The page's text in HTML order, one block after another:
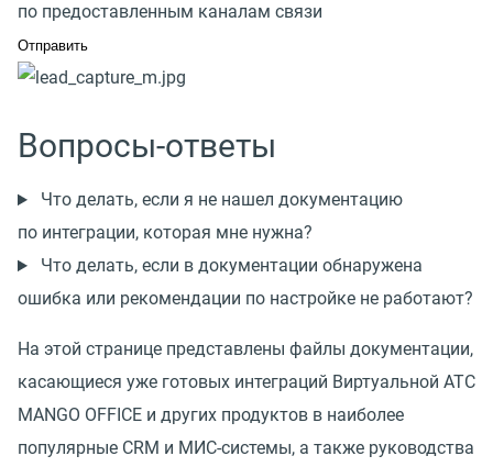
по предоставленным каналам связи
Вопросы-ответы
Что делать, если я не нашел документацию
по интеграции, которая мне нужна?
Что делать, если в документации обнаружена
ошибка или рекомендации по настройке не работают?
На этой странице представлены файлы документации,
касающиеся уже готовых интеграций Виртуальной АТС
MANGO OFFICE и других продуктов в наиболее
популярные CRM и МИС-системы, а также руководства